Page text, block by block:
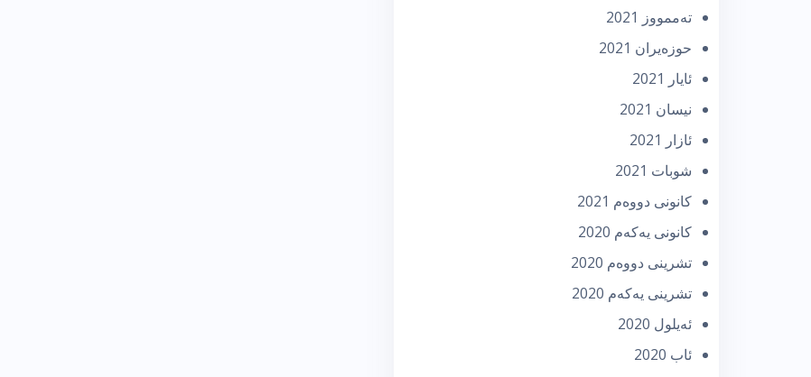
تەممووز 2021
حوزه‌یران 2021
ئایار 2021
نیسان 2021
ئازار 2021
شوبات 2021
كانونی دووه‌م 2021
كانونی یه‌كه‌م 2020
تشرینی دووه‌م 2020
تشرینی یه‌كه‌م 2020
ئه‌یلول 2020
ئاب 2020